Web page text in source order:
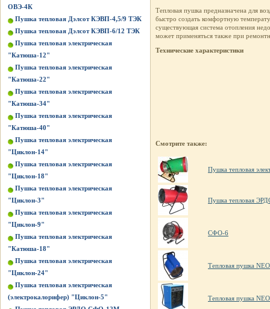
ОВЭ-4К
Пушка тепловая Дэлсот КЭВП-4,5/9 ТЭК
Пушка тепловая Дэлсот КЭВП-6/12 ТЭК
Пушка тепловая электрическая
"Катюша-12"
Пушка тепловая электрическая
"Катюша-22"
Пушка тепловая электрическая
"Катюша-34"
Пушка тепловая электрическая
"Катюша-40"
Пушка тепловая электрическая
"Циклон-14"
Пушка тепловая электрическая
"Циклон-18"
Пушка тепловая электрическая
"Циклон-3"
Пушка тепловая электрическая
"Циклон-9"
Пушка тепловая электрическая
"Катюша-18"
Пушка тепловая электрическая
"Циклон-24"
Пушка тепловая электрическая
(электрокалорифер) "Циклон-5"
Тепловая пушка предназначена для
быстро создать комфортную
существующая система отопления
может применяться также при
Технические характеристики
Смотрите также:
Пушка тепловая
Пушка тепловая
СФО-6
Тепловая пушка
Тепловая пушка